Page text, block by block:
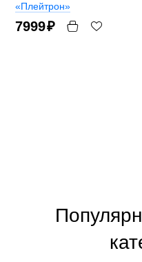
«Плейтрон»
7999₽